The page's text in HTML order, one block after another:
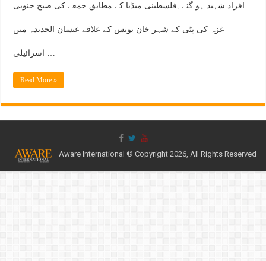
افراد شہید ہو گئے۔فلسطینی میڈیا کے مطابق جمعے کی صبح جنوبی
غزہ کی پٹی کے شہر خان یونس کے علاقے عبسان الجدیدہ میں
Read More »
Aware International © Copyright 2026, All Rights Reserved